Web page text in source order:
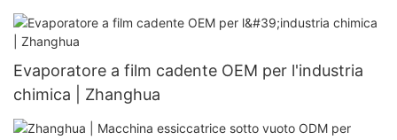
scambiatori di calore personalizzabili
Evaporatore a film cadente OEM per l'industria
chimica | Zhanghua